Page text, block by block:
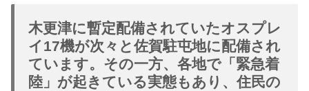
木更津に暫定配備されていたオスプレ
イ17機が次々と佐賀駐屯地に配備され
ています。その一方、各地で「緊急着
陸」が起きている実態もあり、住民の